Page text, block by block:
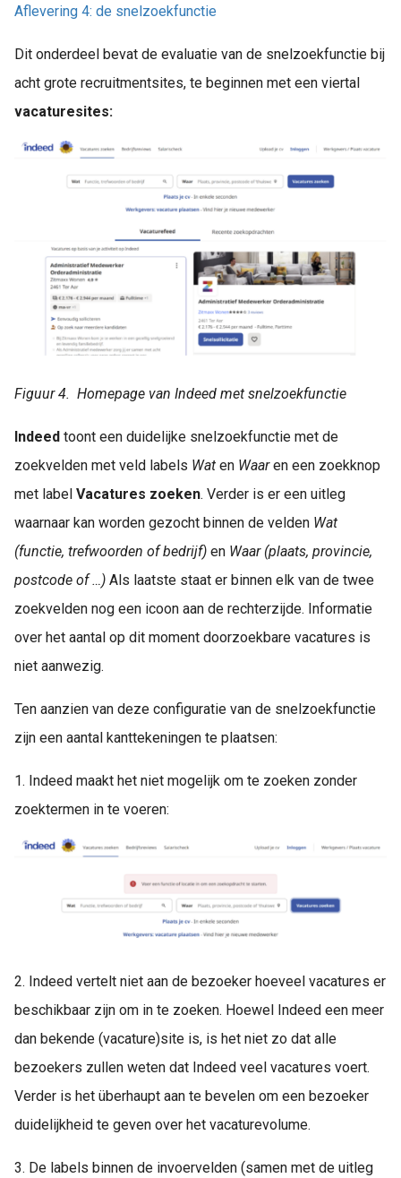
Aflevering 4: de snelzoekfunctie
Dit onderdeel bevat de evaluatie van de snelzoekfunctie bij
acht grote recruitmentsites, te beginnen met een viertal
vacaturesites:
Figuur 4. Homepage van Indeed met snelzoekfunctie
Indeed toont een duidelijke snelzoekfunctie met de
zoekvelden met veld labels Wat en Waaren een zoekknop
met label Vacatures zoeken. Verder is er een uitleg
waarnaar kan worden gezocht binnen de velden Wat
(functie, trefwoorden of bedrijf) en Waar (plaats, provincie,
postcode of …) Als laatste staat er binnen elk van de twee
zoekvelden nog een icoon aan de rechterzijde. Informatie
over het aantal op dit moment doorzoekbare vacatures is
niet aanwezig.
Ten aanzien van deze configuratie van de snelzoekfunctie
zijn een aantal kanttekeningen te plaatsen:
1. Indeed maakt het niet mogelijk om te zoeken zonder
zoektermen in te voeren:
2. Indeed vertelt niet aan de bezoeker hoeveel vacatures er
beschikbaar zijn om in te zoeken. Hoewel Indeed een meer
dan bekende (vacature)site is, is het niet zo dat alle
bezoekers zullen weten dat Indeed veel vacatures voert.
Verder is het überhaupt aan te bevelen om een bezoeker
duidelijkheid te geven over het vacaturevolume.
3. De labels binnen de invoervelden (samen met de uitleg